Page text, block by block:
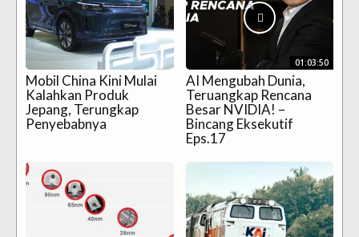
Mobil China Kini Mulai
Kalahkan Produk
Jepang, Terungkap
Penyebabnya
01:03:50
AI Mengubah Dunia,
Teruangkap Rencana
Besar NVIDIA! –
Bincang Eksekutif
Eps.17